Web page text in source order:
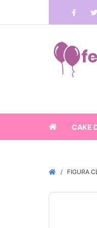
CAKE
FIGURA